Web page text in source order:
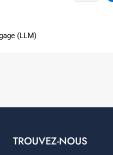
(LLM)
TROUVEZ-NOUS